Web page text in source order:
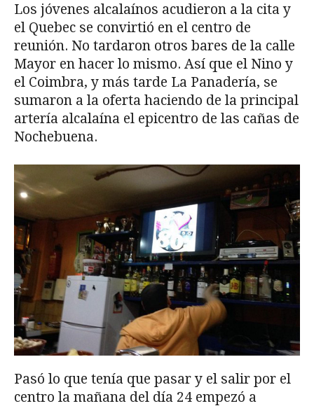
Los jóvenes alcalaínos acudieron a la cita y
el Quebec se convirtió en el centro de
reunión. No tardaron otros bares de la calle
Mayor en hacer lo mismo. Así que el Nino y
el Coimbra, y más tarde La Panadería, se
sumaron a la oferta haciendo de la principal
artería alcalaína el epicentro de las cañas de
Nochebuena.
Pasó lo que tenía que pasar y el salir por el
centro la mañana del día 24 empezó a